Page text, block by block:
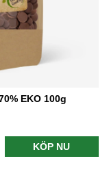
EKO 100g
KÖP NU